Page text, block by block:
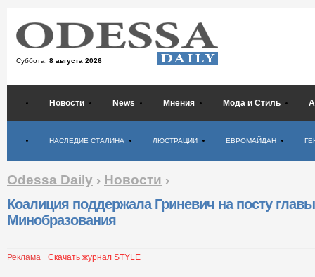
Суббота, 8 августа 2026
Новости News Мнения Мода и Стиль
НАСЛЕДИЕ СТАЛИНА ЛЮСТРАЦИИ ЕВРОМАЙДАН
Odessa Daily › Новости ›
Коалиция поддержала Гриневич на посту главы
Минобразования
Реклама Скачать журнал STYLE